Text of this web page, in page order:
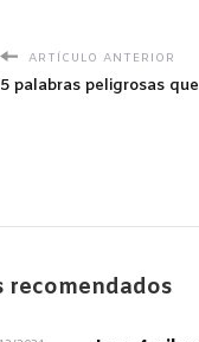
ARTÍCULO ANTERIOR
5 palabras peligrosas
recomendados